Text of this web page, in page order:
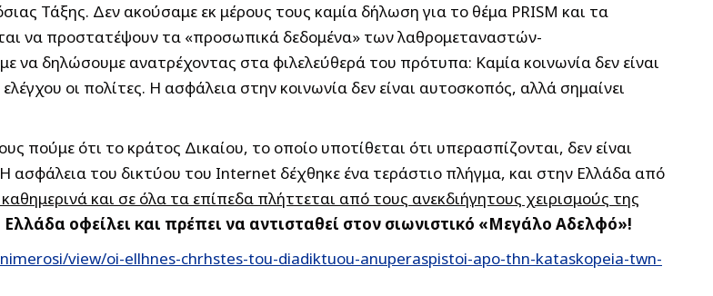
Τάξης. Δεν ακούσαμε εκ μέρους τους καμία δήλωση για το θέμα PRISM και τα
να προστατέψουν τα «προσωπικά δεδομένα» των λαθρομεταναστών-
δηλώσουμε ανατρέχοντας στα φιλελεύθερά του πρότυπα: Καμία κοινωνία δεν είναι
οι πολίτες. Η ασφάλεια στην κοινωνία δεν είναι αυτοσκοπός, αλλά σημαίνει
ότι το κράτος Δικαίου, το οποίο υποτίθεται ότι υπερασπίζονται, δεν είναι
του δικτύου του Internet δέχθηκε ένα τεράστιο πλήγμα, και στην Ελλάδα από
και σε όλα τα επίπεδα πλήττεται από τους ανεκδιήγητους χειρισμούς της
Ελλάδα οφείλει και πρέπει να αντισταθεί στον σιωνιστικό «Μεγάλο Αδελφό»!
view/oi-ellhnes-chrhstes-tou-diadiktuou-anuperaspistoi-apo-thn-kataskopeia-twn-